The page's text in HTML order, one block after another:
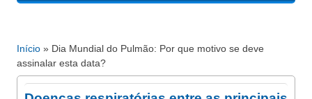
Está aqui
Início » Dia Mundial do Pulmão: Por que motivo se deve
assinalar esta data?